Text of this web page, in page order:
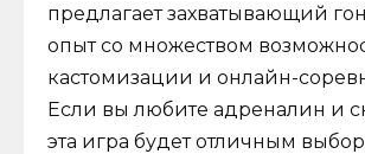
предлагает захватывающий
опыт со множеством
кастомизации и онлайн-
Если вы любите адреналин и
эта игра будет отличным